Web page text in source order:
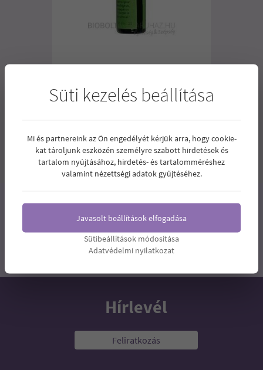
10ML
1 2 3 4
Hírlevél
Feliratkozás
Süti kezelés beállítása
Mi és partnereink az Ön engedélyét kérjük arra, hogy cookie-
kat tároljunk eszközén személyre szabott hirdetések és
tartalom nyújtásához, hirdetés- és tartalomméréshez
valamint nézettségi adatok gyűjtéséhez.
Javasolt beállítások elfogadása
Sütibeállítások módosítása
Adatvédelmi nyilatkozat